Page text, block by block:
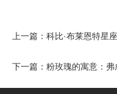
上一篇： 科比·布莱恩特星
下一篇： 粉玫瑰的寓意：